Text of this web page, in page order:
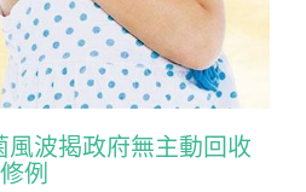
波揭政府無主動回收
例